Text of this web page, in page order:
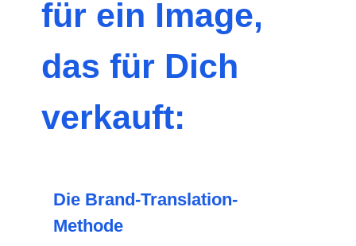
für ein Image,
das für Dich
verkauft:
Die Brand-Translation-
Methode